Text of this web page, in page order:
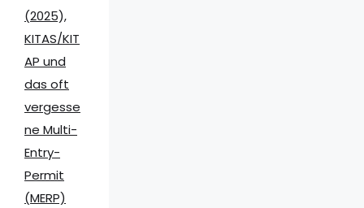
(2025),
KITAS/KIT
AP und
das oft
vergesse
ne Multi-
Entry-
Permit
(MERP)